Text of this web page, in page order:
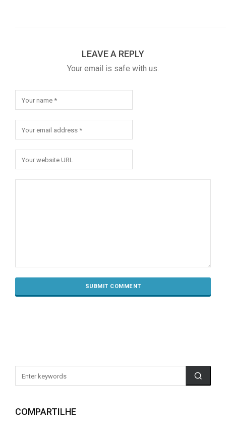
LEAVE A REPLY
Your email is safe with us.
COMPARTILHE